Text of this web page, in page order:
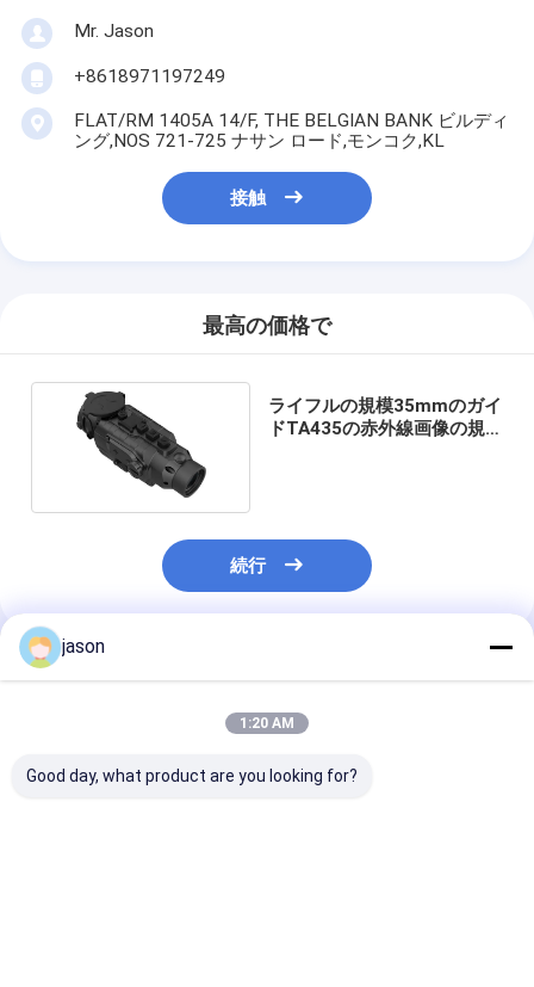
Mr. Jason
+8618971197249
FLAT/RM 1405A 14/F, THE BELGIAN BANK ビルディ
ング,NOS 721-725 ナサン ロード,モンコク,KL
接触
最高の価格で
ライフルの規模35mmのガイ
ドTA435の赤外線画像の規
続行
推薦されたプロダクト
jason
1:20 AM
Good day, what product are you looking for?